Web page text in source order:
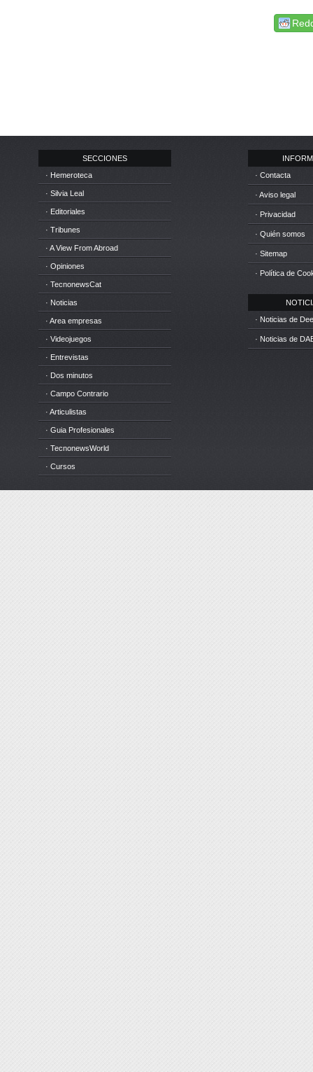
SECCIONES
· Hemeroteca
· Silvia Leal
· Editoriales
· Tribunes
· A View From Abroad
· Opiniones
· TecnonewsCat
· Noticias
· Area empresas
· Videojuegos
· Entrevistas
· Dos minutos
· Campo Contrario
· Articulistas
· Guia Profesionales
· TecnonewsWorld
· Cursos
· Contacta
· Aviso legal
· Privacidad
· Quién somos
· Sitemap
· Política de
· Noticias de
· Noticias de